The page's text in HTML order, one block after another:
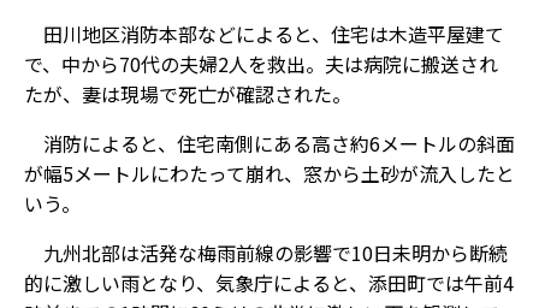
田川地区消防本部などによると、住宅は木造平屋建て
で、中から70代の夫婦2人を救出。夫は病院に搬送され
たが、妻は現場で死亡が確認された。
消防によると、住宅南側にある高さ約6メートルの斜面
が幅5メートルにわたって崩れ、窓から土砂が流入したと
いう。
九州北部は活発な梅雨前線の影響で10日未明から断続
的に激しい雨となり、気象庁によると、添田町では午前4